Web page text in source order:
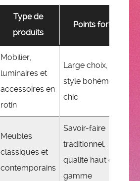
Type de
produits
Points forts
Mobilier,
luminaires et
accessoires en
rotin
Large choix,
style bohème
chic
Meubles
classiques et
contemporains
Savoir-faire
traditionnel,
qualité haut de
gamme